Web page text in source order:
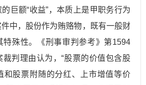
巨额“收益”，本质上是甲职务行为
中，股份作为贿赂物，既有一般财
特殊性。《刑事审判参考》第1594
裁判理由认为，“股票的价值包含股
和股票附随的分红、上市增值等价